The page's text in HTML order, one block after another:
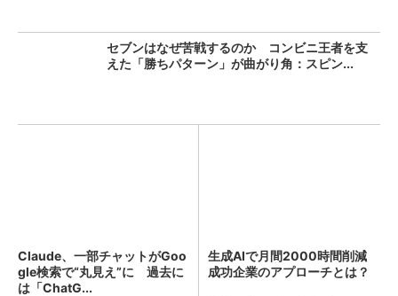
セブンはなぜ苦戦するのか コンビニ王者を支
えた「勝ちパターン」が曲がり角：スピン...
Claude、一部チャットがGoo
gle検索で“丸見え”に 過去に
は「ChatG...
生成AIで月間2000時間削減
成功企業のアプローチとは？